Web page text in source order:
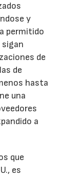
y
permitido
de
de
hasta
una
a
que
es